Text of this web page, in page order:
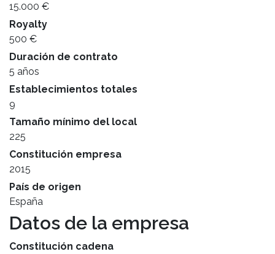
15.000 €
Royalty
500 €
Duración de contrato
5 años
Establecimientos totales
9
Tamaño mínimo del local
225
Constitución empresa
2015
País de origen
España
Datos de la empresa
Constitución cadena